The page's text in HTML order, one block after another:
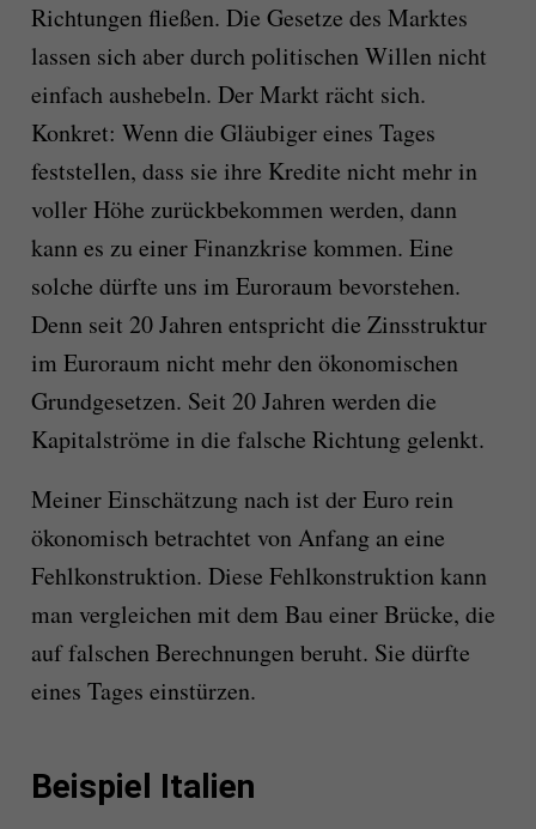
Richtungen fließen. Die Gesetze des Marktes
lassen sich aber durch politischen Willen nicht
einfach aushebeln. Der Markt rächt sich.
Konkret: Wenn die Gläubiger eines Tages
feststellen, dass sie ihre Kredite nicht mehr in
voller Höhe zurückbekommen werden, dann
kann es zu einer Finanzkrise kommen. Eine
solche dürfte uns im Euroraum bevorstehen.
Denn seit 20 Jahren entspricht die Zinsstruktur
im Euroraum nicht mehr den ökonomischen
Grundgesetzen. Seit 20 Jahren werden die
Kapitalströme in die falsche Richtung gelenkt.
Meiner Einschätzung nach ist der Euro rein
ökonomisch betrachtet von Anfang an eine
Fehlkonstruktion. Diese Fehlkonstruktion kann
man vergleichen mit dem Bau einer Brücke, die
auf falschen Berechnungen beruht. Sie dürfte
eines Tages einstürzen.
Beispiel Italien